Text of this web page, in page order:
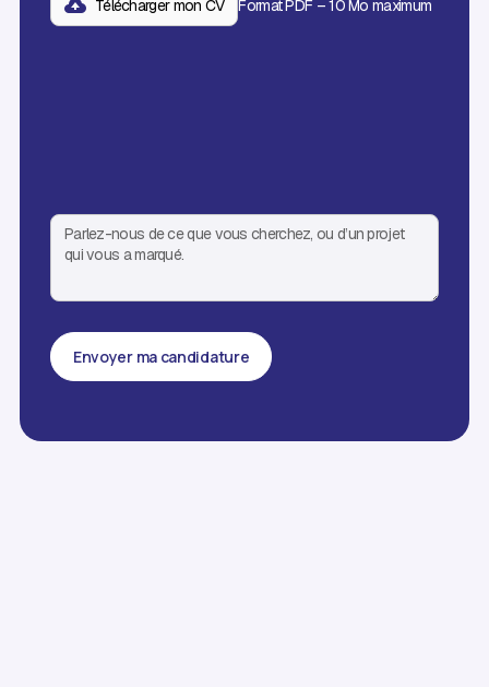
Télécharger mon CV Format PDF – 10 Mo maximum